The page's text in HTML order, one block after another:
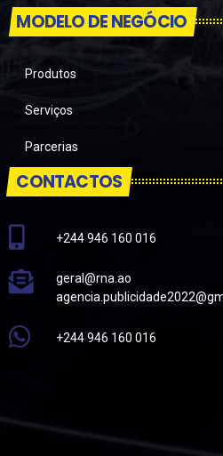
MODELO DE NEGÓCIO
Produtos
Serviços
Parcerias
CONTACTOS
+244 946 160 016
geral@rna.ao
+244 946 160 016